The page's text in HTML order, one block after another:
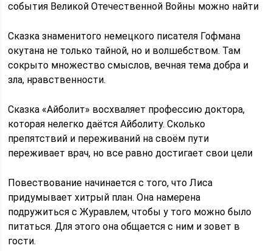
события Великой Отечественной Войны можно найти
Сказка знаменитого немецкого писателя Гофмана
окутана не только тайной, но и волшебством. Там
сокрыто множество смыслов, вечная тема добра и
зла, нравственности.
Сказка «Айболит» восхваляет профессию доктора,
которая нелегко даётся Айболиту. Сколько
препятствий и переживаний на своём пути
переживает врач, но все равно достигает свои цели
Повествование начинается с того, что Лиса
придумывает хитрый план. Она намерена
подружиться с Журавлем, чтобы у того можно было
питаться. Для этого она общается с ним и зовет в
гости.